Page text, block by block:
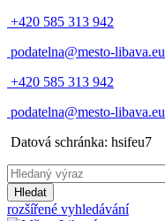
+420 585 313 942
podatelna@mesto-libava.eu
+420 585 313 942
podatelna@mesto-libava.eu
Datová schránka: hsifeu7
Hledat
rozšířené vyhledávání